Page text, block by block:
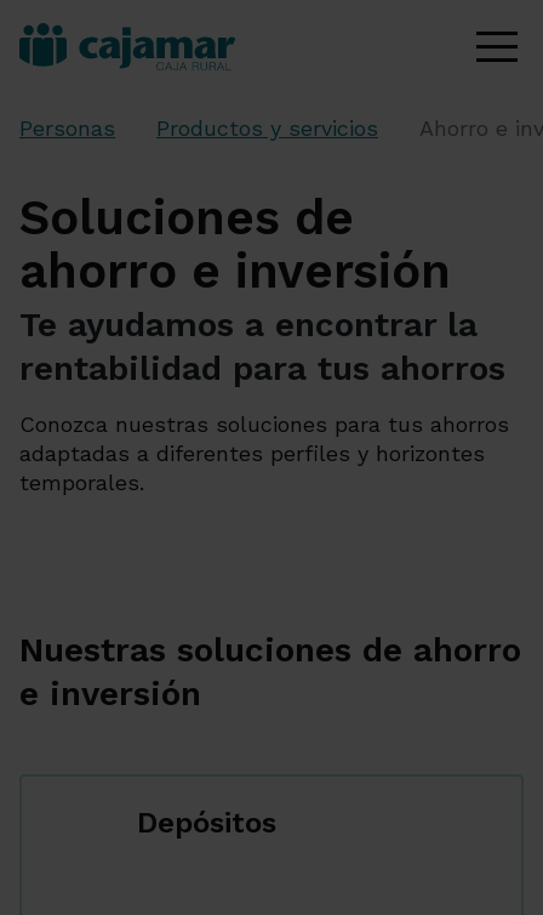
Personas Productos y servicios Ahorro e
Soluciones de
ahorro e inversión
Te ayudamos a encontrar la
rentabilidad para tus ahorros
Conozca nuestras soluciones para tus ahorros
adaptadas a diferentes perfiles y horizontes
temporales.
Nuestras soluciones de ahorro
e inversión
Depósitos